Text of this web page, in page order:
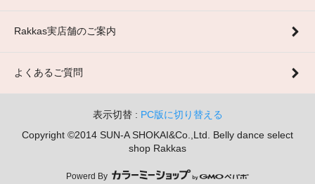
Rakkas実店舗のご案内
よくあるご質問
表示切替 : PC版に切り替える
Copyright ©2014 SUN-A SHOKAI&Co.,Ltd. Belly dance select
shop Rakkas
Powerd By